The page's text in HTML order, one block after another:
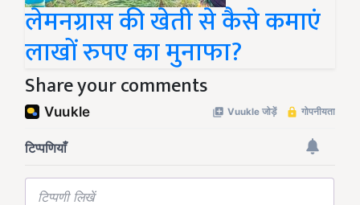
लेमनग्रास की खेती से कैसे कमाएं
लाखों रुपए का मुनाफा?
Share your comments